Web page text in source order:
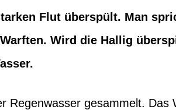
Flut überspült. Man
Wird die Hallig
Regenwasser gesammelt. Das